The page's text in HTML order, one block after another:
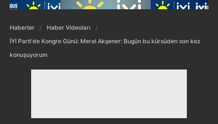
Haberler
Haber Videoları
İYİ Parti'de Kongre Günü: Meral Akşener: Bugün bu kürsüden son kez
konuşuyorum